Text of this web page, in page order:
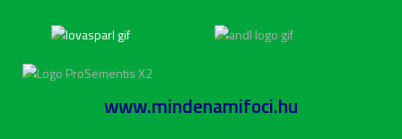
www.mindenamifoci.hu